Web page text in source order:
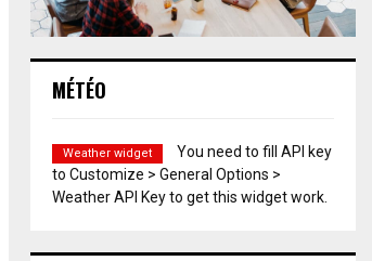
MÉTÉO
Weather widget
You need to fill API key
to Customize > General Options >
Weather API Key to get this widget work.